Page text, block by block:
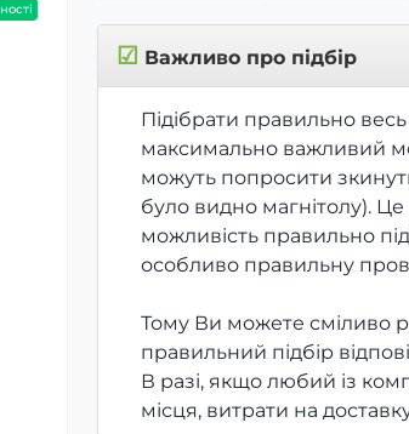
☑ Важливо про підбір
Підібрати правильно
максимально важливий
можуть попросити
було видно магнітолу).
можливість правильно
особливо правильну
Тому Ви можете сміливо
правильний підбір
В разі, якщо любий із
місця, витрати на